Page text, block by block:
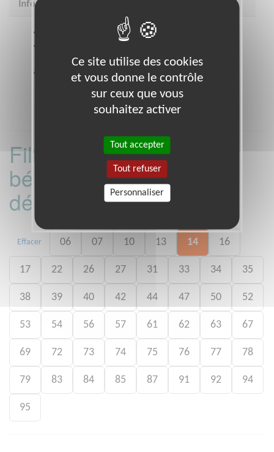
Infos pratiques
assoclip.fr
75013 (75013)
Heures d'ouverture
Filtrer les missions
bénévoles par
département :
Effacer 06 07 10 13 14 16
17 22 26 27 31 33 34 35
38 39 40 42 44 47 50 52
53 54 56 57 61 62 63 67
69 72 73 74 75 76 77 78
79 83 84 85 87 91 92 94
95
Ce site utilise des cookies
et vous donne le contrôle
sur ceux que vous
souhaitez activer
Tout accepter
Tout refuser
Personnaliser